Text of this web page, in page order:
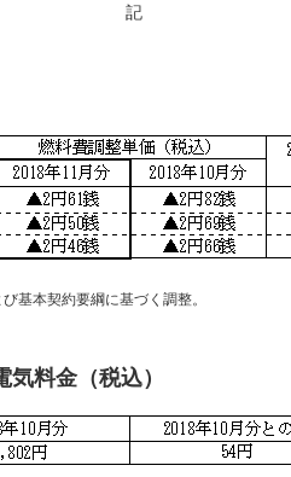
記
基本契約要綱に基づく調整。
料金（税込）